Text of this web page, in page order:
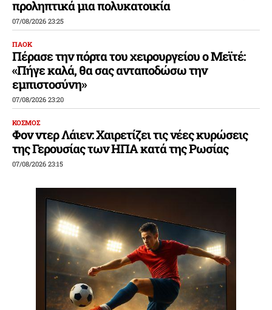
προληπτικά μια πολυκατοικία
07/08/2026 23:25
ΠΑΟΚ
Πέρασε την πόρτα του χειρουργείου ο Μεϊτέ:
«Πήγε καλά, θα σας ανταποδώσω την
εμπιστοσύνη»
07/08/2026 23:20
ΚΟΣΜΟΣ
Φον ντερ Λάιεν: Χαιρετίζει τις νέες κυρώσεις
της Γερουσίας των ΗΠΑ κατά της Ρωσίας
07/08/2026 23:15